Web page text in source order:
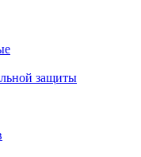
защиты